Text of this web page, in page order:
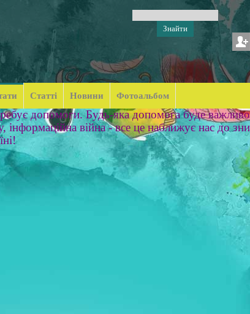
Статті Новини Фотоальбом
допомоги. Будь-яка допомога буде
війна - все це наближує нас до